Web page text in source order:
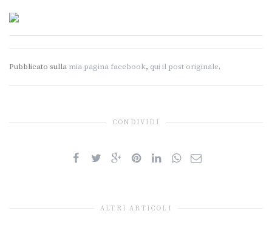
Pubblicato sulla mia pagina facebook, qui il post originale.
CONDIVIDI
ALTRI ARTICOLI